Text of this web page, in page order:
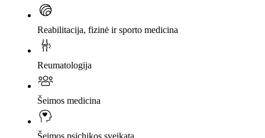
Reabilitacija, fizinė ir sporto medicina
Reumatologija
Šeimos medicina
Šeimos psichikos sveikata